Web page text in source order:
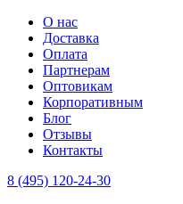
О нас
Доставка
Оплата
Партнерам
Оптовикам
Корпоративным
Блог
Отзывы
Контакты
8 (495) 120-24-30